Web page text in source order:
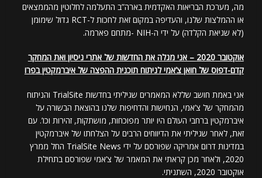
מה, מערכת הבריאות האקדמית בארה”ב התעלמה לחלוטין מהממצאים
או ההמלצות שלנו, והעדיפה במקום זאת לחכות ל-RCT גדול שימומן
(לא שגיאת הקלדה) על ידי ה-NIH -מתחם פארמה.
אוקטובר 2020 – אני מגלה את החדשות של אתרי ניסיון ואת המחקר
קדם-דפוס של חואן צ’אמי לניתוח תוכנית ההפצה של איברמקטין בפרו
אני באמת חושב שללא המאמרים שגיליתי בחדשות TrialSite והניתוח
מהמחקר של צ’אמי, הנחישות והדחיפות שלנו בהוצאת הבשורה על
איברמקטין ברחבי העולם היו יותר מפוכחות, מושתקות, זהירות וכו’. עם
זאת, לאחר שגיליתי את הדיווחים הרבים על הצלחתו של איברמקטין
במדינות דרום אמריקה שפורסם על ידי TrialSite News החל ממרץ
2020, ולאחר מכן קראתי את המאמר של צ’אמי שפורסם בתחילת
אוקטובר 2020, השתניתי.